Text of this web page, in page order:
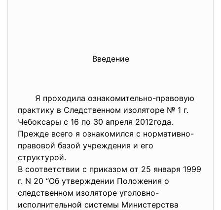
Введение
Я проходила ознакомительно-правовую
практику в Следственном изоляторе № 1 г.
Чебоксары с 16 по 30 апреля 2012года.
Прежде всего я ознакомился с нормативно-
правовой базой учреждения и его
структурой.
В соответствии с приказом от 25 января 1999
г. N 20 “Об утверждении Положения о
следственном изоляторе уголовно-
исполнительной системы Министерства